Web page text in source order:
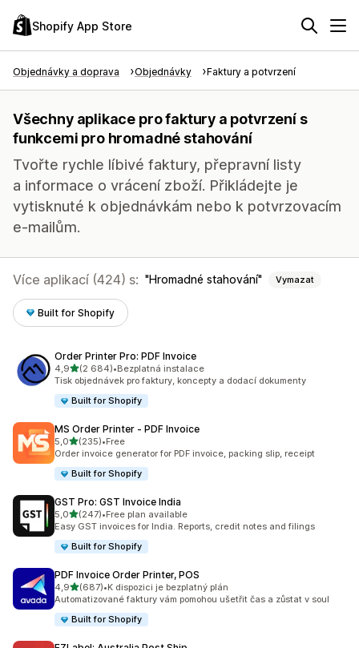
Shopify App Store
Objednávky a doprava Objednávky Faktury a potvrzení
Všechny aplikace pro faktury a potvrzení s
funkcemi pro hromadné stahování
Tvořte rychle líbivé faktury, přepravní listy
a informace o vrácení zboží. Přikládejte je
vytisknuté k objednávkám nebo k potvrzovacím
e-mailům.
Více aplikací (424) s: Hromadné stahování Vymazat
Built for Shopify
Order Printer Pro: PDF Invoice
4,9z 5 hvězd
(2 684)
Celkový počet recenzí: 2684
•Bezplatná instalace
Tisk objednávek pro faktury, koncepty a dodací dokumenty
Built for Shopify
MS Order Printer ‑ PDF Invoice
5,0z 5 hvězd
(235)
Celkový počet recenzí: 235
•Free
Order invoice generator for PDF invoice, packing slip, receipt
Built for Shopify
GST Pro: GST Invoice India
5,0z 5 hvězd
(247)
Celkový počet recenzí: 247
•Free plan available
Easy GST invoices for India. Reports, credit notes and filings
Built for Shopify
PDF Invoice Order Printer, POS
4,9z 5 hvězd
(687)
Celkový počet recenzí: 687
•K dispozici je bezplatný plán
Automatizované faktury vám pomohou ušetřit čas a zůstat v soul
Built for Shopify